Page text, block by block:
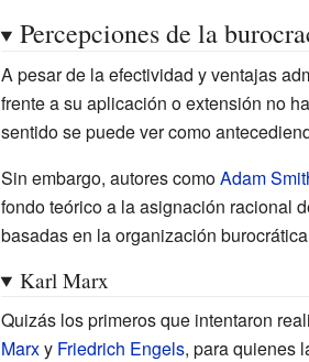
Percepciones de la
A pesar de la efectividad y ventajas
frente a su aplicación o extensión no
sentido se puede ver como
Sin embargo, autores comoAdam
fondo teórico a la asignación racional
basadas en la organización
Karl Marx
Quizás los primeros que intentaron
Marxy Friedrich Engels, para quienes